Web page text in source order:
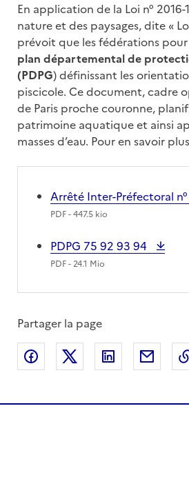
En application de la Loi n°
nature et des paysages, dite «
prévoit que les fédérations
plan départemental de
(PDPG) définissant les
piscicole. Ce document, cadre
de Paris proche couronne,
patrimoine aquatique et ainsi
masses d’eau. Pour en savoir
Arrêté Inter-Préfectoral
PDF- 447.5 kio
PDPG 75 92 93 94
PDF- 24.1 Mio
Partager la page
Partager sur Facebook
Partager sur XPartager sur